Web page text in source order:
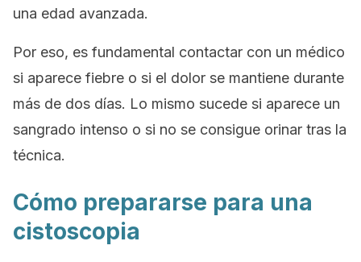
una edad avanzada.
Por eso, es fundamental contactar con un médico
si aparece fiebre o si el dolor se mantiene durante
más de dos días. Lo mismo sucede si aparece un
sangrado intenso o si no se consigue orinar tras la
técnica.
Cómo prepararse para una
cistoscopia